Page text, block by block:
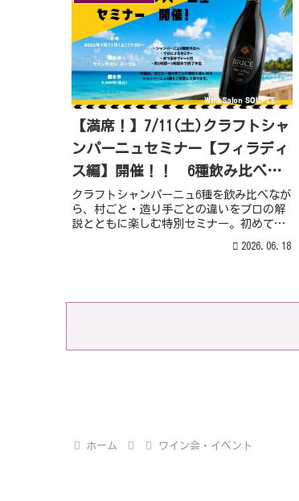
【満席！】7/11(土)クラフトシャ
ンパーニュセミナー【フィラディ
ス編】開催！！ 6種飲み比べ
で、村ごとの個性を気軽に楽しむ
【大阪・スープル】
クラフトシャンパーニュ6種を飲み比べなが
ら、村ごと・造り手ごとの違いをプロの解
説とともに楽しむ特別セミナー。初めての
2026.06.18
ホーム ワイン会・イベント